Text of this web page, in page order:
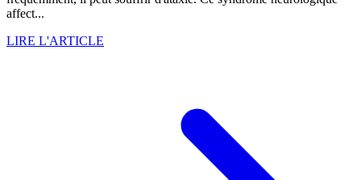
affect...
LIRE L'ARTICLE